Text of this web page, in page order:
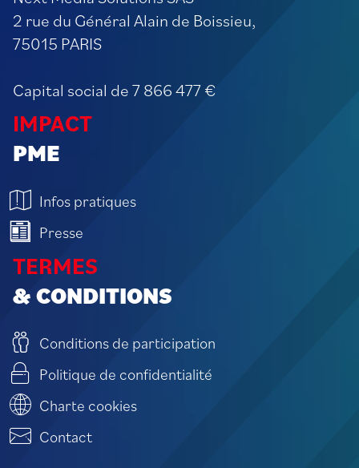
2 rue du Général Alain de Boissieu,
75015 PARIS
Capital social de 7 866 477 €
IMPACT
PME
Infos pratiques
Presse
TERMES
& CONDITIONS
Conditions de participation
Politique de confidentialité
Charte cookies
Contact